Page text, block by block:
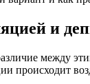
и
между
происходит